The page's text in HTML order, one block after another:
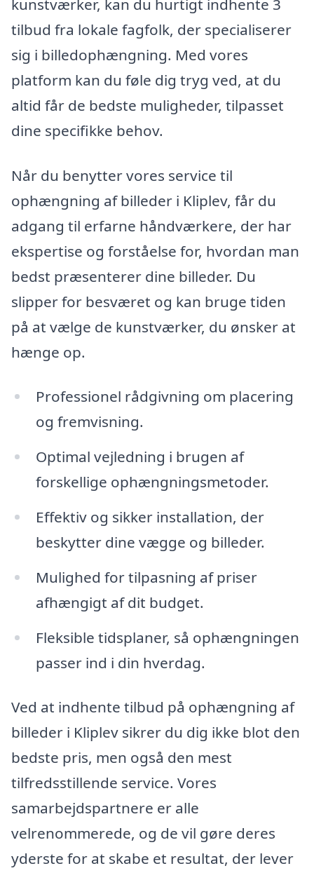
kunstværker, kan du hurtigt indhente 3
tilbud fra lokale fagfolk, der specialiserer
sig i billedophængning. Med vores
platform kan du føle dig tryg ved, at du
altid får de bedste muligheder, tilpasset
dine specifikke behov.
Når du benytter vores service til
ophængning af billeder i Kliplev, får du
adgang til erfarne håndværkere, der har
ekspertise og forståelse for, hvordan man
bedst præsenterer dine billeder. Du
slipper for besværet og kan bruge tiden
på at vælge de kunstværker, du ønsker at
hænge op.
Professionel rådgivning om placering
og fremvisning.
Optimal vejledning i brugen af
forskellige ophængningsmetoder.
Effektiv og sikker installation, der
beskytter dine vægge og billeder.
Mulighed for tilpasning af priser
afhængigt af dit budget.
Fleksible tidsplaner, så ophængningen
passer ind i din hverdag.
Ved at indhente tilbud på ophængning af
billeder i Kliplev sikrer du dig ikke blot den
bedste pris, men også den mest
tilfredsstillende service. Vores
samarbejdspartnere er alle
velrenommerede, og de vil gøre deres
yderste for at skabe et resultat, der lever